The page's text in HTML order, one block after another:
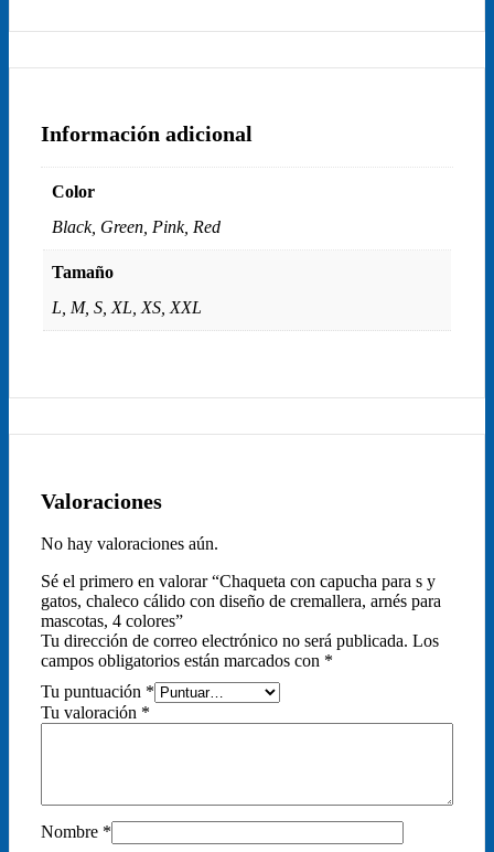
Información adicional
Color
Black, Green, Pink, Red
Tamaño
L, M, S, XL, XS, XXL
Valoraciones
No hay valoraciones aún.
Sé el primero en valorar “Chaqueta con capucha para s y
gatos, chaleco cálido con diseño de cremallera, arnés para
mascotas, 4 colores”
Tu dirección de correo electrónico no será publicada. Los
campos obligatorios están marcados con *
Tu puntuación *
Tu valoración *
Nombre *